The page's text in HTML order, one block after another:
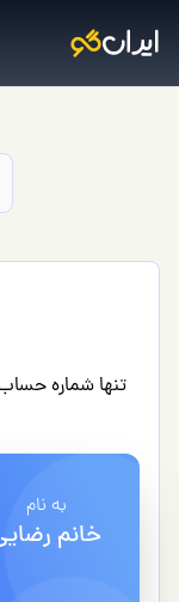
تنها شماره
به نام
خانم